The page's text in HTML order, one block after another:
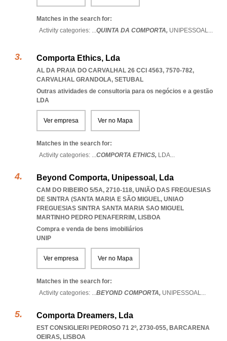
Matches in the search for:
Activity categories: ...QUINTA DA COMPORTA, UNIPESSOAL...
Comporta Ethics, Lda
AL DA PRAIA DO CARVALHAL 26 CCI 4563, 7570-782,
CARVALHAL GRANDOLA, SETUBAL
Outras atividades de consultoria para os negócios e a gestão
LDA
Ver empresa Ver no Mapa
Matches in the search for:
Activity categories: ...COMPORTA ETHICS, LDA...
Beyond Comporta, Unipessoal, Lda
CAM DO RIBEIRO 5/5A, 2710-118, UNIÃO DAS FREGUESIAS
DE SINTRA (SANTA MARIA E SÃO MIGUEL, UNIAO
FREGUESIAS SINTRA SANTA MARIA SAO MIGUEL
MARTINHO PEDRO PENAFERRIM, LISBOA
Compra e venda de bens imobiliários
UNIP
Ver empresa Ver no Mapa
Matches in the search for:
Activity categories: ...BEYOND COMPORTA, UNIPESSOAL...
Comporta Dreamers, Lda
EST CONSIGLIERI PEDROSO 71 2º, 2730-055, BARCARENA
OEIRAS, LISBOA